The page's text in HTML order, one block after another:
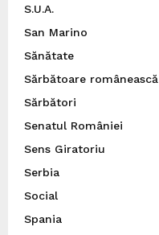
S.U.A.
San Marino
Sănătate
Sărbătoare românească
Sărbători
Senatul României
Sens Giratoriu
Serbia
Social
Spania